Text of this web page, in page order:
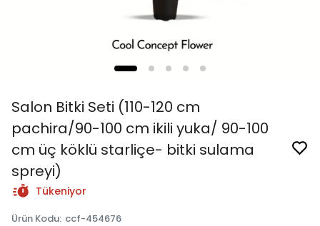
Salon Bitki Seti (110-120 cm
pachira/90-100 cm ikili yuka/ 90-100
cm üç köklü starliçe- bitki sulama
spreyi)
Tükeniyor
Ürün Kodu: ccf-454676